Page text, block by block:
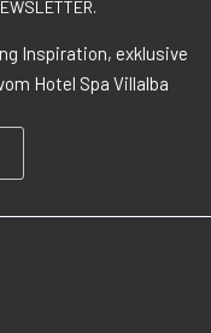
Inspiration, exklusive
Hotel Spa Villalba